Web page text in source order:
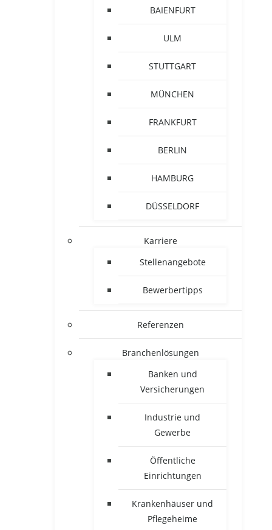
BAIENFURT
ULM
STUTTGART
MÜNCHEN
FRANKFURT
BERLIN
HAMBURG
DÜSSELDORF
Karriere
Stellenangebote
Bewerbertipps
Referenzen
Branchenlösungen
Banken und
Versicherungen
Industrie und
Gewerbe
Öffentliche
Einrichtungen
Krankenhäuser und
Pflegeheime